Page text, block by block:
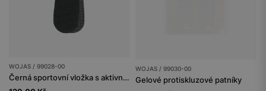
WOJAS / 99028-00
Černá sportovní vložka s aktivním uhlím
WOJAS / 99030-00
Gelové protiskluzové patníky